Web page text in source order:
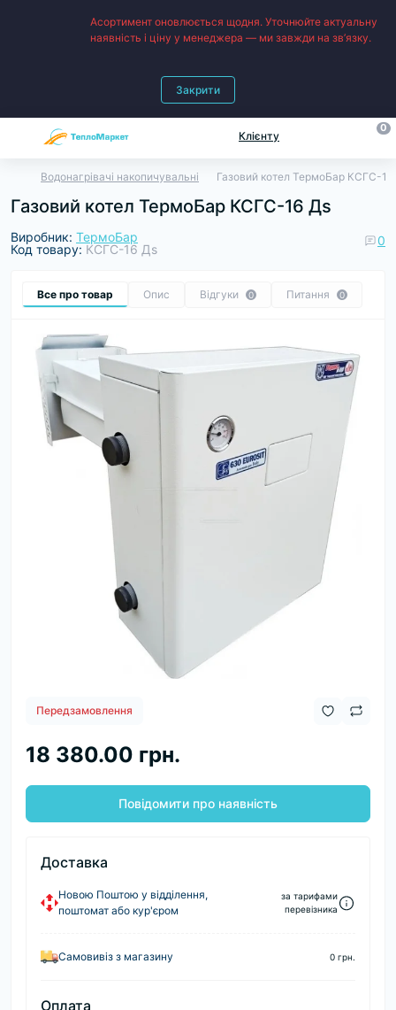
Асортимент оновлюється щодня. Уточнюйте актуальну
наявність і ціну у менеджера — ми завжди на зв’язку.
Закрити
Клієнту
0
Водонагрівачі накопичувальні Газовий котел ТермоБар КСГС-
Газовий котел ТермоБар КСГС-16 Дs
Виробник: ТермоБар
Код товару: КСГС-16 Дs
0
Все про товар Опис Відгуки 0 Питання 0
Передзамовлення
18 380.00 грн.
Повідомити про наявність
Доставка
Новою Поштою у відділення,
поштомат або кур'єром
за тарифами
перевізника
Самовивіз з магазину 0 грн.
Оплата